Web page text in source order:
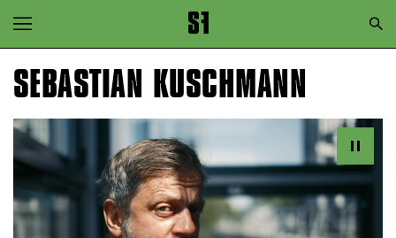
Zur Hauptnavigation springen
Zum Hauptinhalt springen
SEBASTIAN KUSCHMANN